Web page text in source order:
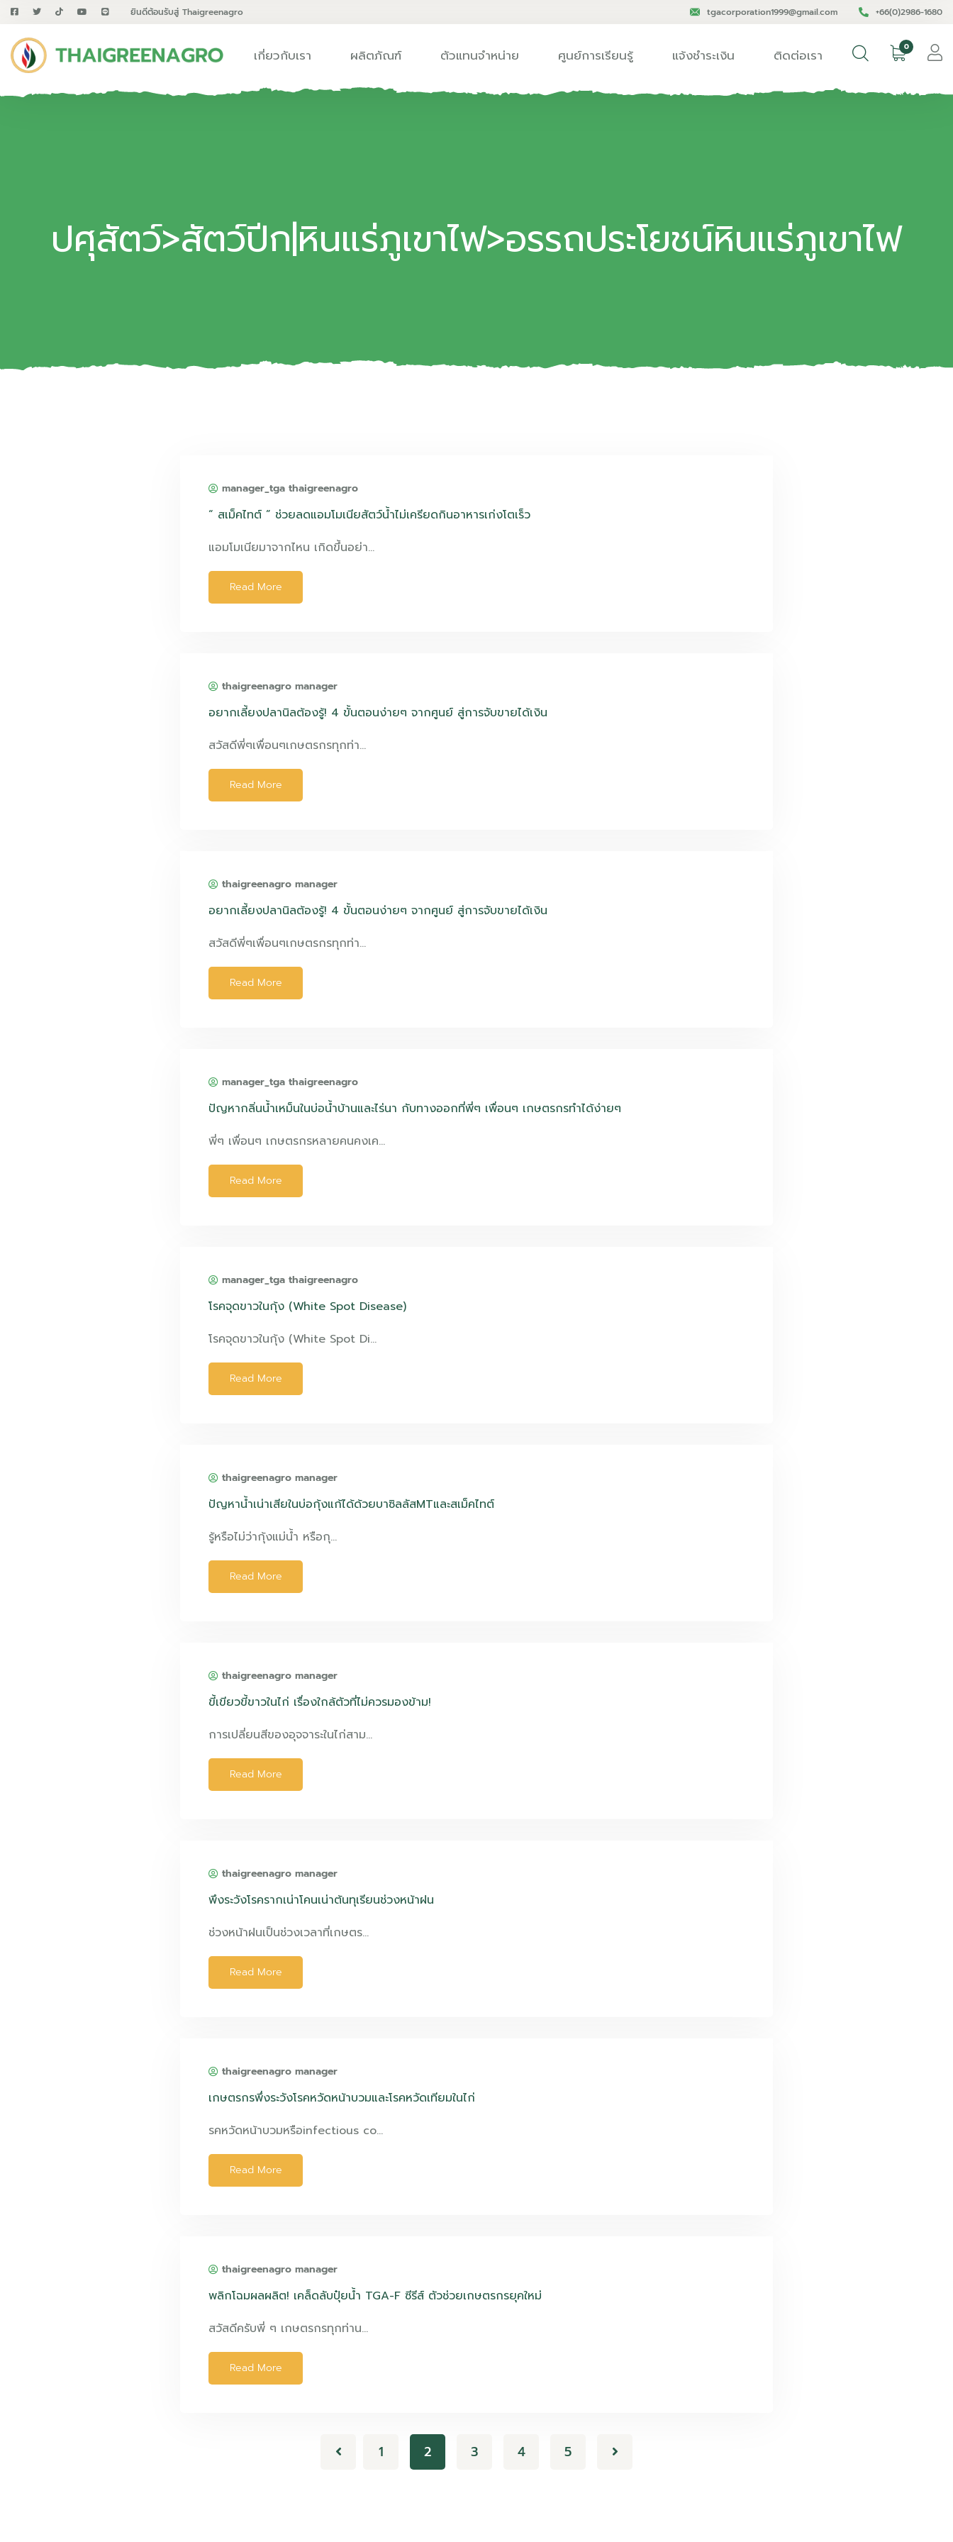
ยินดีต้อนรับสู่ Thaigreenagro tgacorporation1999@gmail.com +66(0)2986-1680
เกี่ยวกับเรา ผลิตภัณฑ์ ตัวแทนจำหน่าย ศูนย์การเรียนรู้ แจ้งชำระเงิน ติดต่อเรา 0
ปศุสัตว์>สัตว์ปีก|หินแร่ภูเขาไฟ>อรรถประโยชน์หินแร่ภูเขาไฟ
manager_tga thaigreenagro
“ สเม็คไทต์ ” ช่วยลดแอมโมเนียสัตว์น้ำไม่เครียดกินอาหารเก่งโตเร็ว
แอมโมเนียมาจากไหน เกิดขึ้นอย่า…
Read More
thaigreenagro manager
อยากเลี้ยงปลานิลต้องรู้! 4 ขั้นตอนง่ายๆ จากศูนย์ สู่การจับขายได้เงิน
สวัสดีพี่ๆเพื่อนๆเกษตรกรทุกท่า…
Read More
thaigreenagro manager
อยากเลี้ยงปลานิลต้องรู้! 4 ขั้นตอนง่ายๆ จากศูนย์ สู่การจับขายได้เงิน
สวัสดีพี่ๆเพื่อนๆเกษตรกรทุกท่า…
Read More
manager_tga thaigreenagro
ปัญหากลิ่นน้ำเหม็นในบ่อน้ำบ้านและไร่นา กับทางออกที่พี่ๆ เพื่อนๆ เกษตรกรทำได้ง่ายๆ
พี่ๆ เพื่อนๆ เกษตรกรหลายคนคงเค…
Read More
manager_tga thaigreenagro
โรคจุดขาวในกุ้ง (White Spot Disease)
โรคจุดขาวในกุ้ง (White Spot Di…
Read More
thaigreenagro manager
ปัญหาน้ำเน่าเสียในบ่อกุ้งแก้ได้ด้วยบาซิลลัสMTและสเม็คไทต์
รู้หรือไม่ว่ากุ้งแม่น้ำ หรือกุ…
Read More
thaigreenagro manager
ขี้เขียวขี้ขาวในไก่ เรื่องใกล้ตัวที่ไม่ควรมองข้าม!
การเปลี่ยนสีของอุจจาระในไก่สาม…
Read More
thaigreenagro manager
พึงระวังโรครากเน่าโคนเน่าต้นทุเรียนช่วงหน้าฝน
ช่วงหน้าฝนเป็นช่วงเวลาที่เกษตร…
Read More
thaigreenagro manager
เกษตรกรพึ่งระวังโรคหวัดหน้าบวมและโรคหวัดเทียมในไก่
รคหวัดหน้าบวมหรือinfectious co…
Read More
thaigreenagro manager
พลิกโฉมผลผลิต! เคล็ดลับปุ๋ยน้ำ TGA-F ซีรีส์ ตัวช่วยเกษตรกรยุคใหม่
สวัสดีครับพี่ ๆ เกษตรกรทุกท่าน…
Read More
1 2 3 4 5